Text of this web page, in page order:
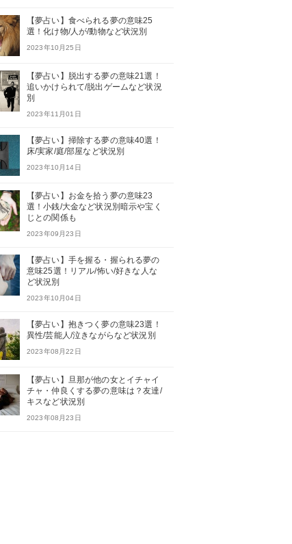
【夢占い】食べられる夢の意味25
選！化け物/人が/動物など状況別
2023年10月25日
【夢占い】脱出する夢の意味21選！
追いかけられて/脱出ゲームなど状況
別
2023年11月01日
【夢占い】掃除する夢の意味40選！
床/実家/庭/部屋など状況別
2023年10月14日
【夢占い】お金を拾う夢の意味23
選！小銭/大金など状況別暗示や宝く
じとの関係も
2023年09月23日
【夢占い】手を握る・握られる夢の
意味25選！リアル/怖い/好きな人な
ど状況別
2023年10月04日
【夢占い】抱きつく夢の意味23選！
異性/芸能人/泣きながらなど状況別
2023年08月22日
【夢占い】旦那が他の女とイチャイ
チャ・仲良くする夢の意味は？友達/
キスなど状況別
2023年08月23日